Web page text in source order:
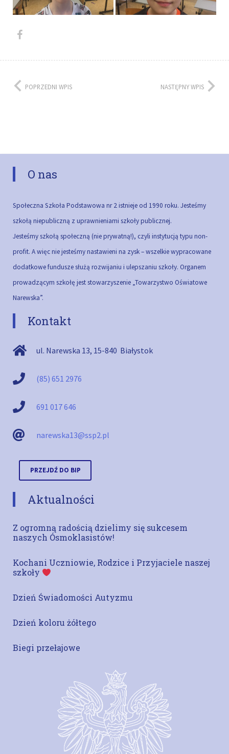
POPRZEDNI WPIS NASTĘPNY WPIS
O nas
Społeczna Szkoła Podstawowa nr 2 istnieje od 1990 roku. Jesteśmy
szkołą niepubliczną z uprawnieniami szkoły publicznej.
Jesteśmy szkołą społeczną (nie prywatną!), czyli instytucją typu non-
profit. A więc nie jesteśmy nastawieni na zysk – wszelkie wypracowane
dodatkowe fundusze służą rozwijaniu i ulepszaniu szkoły. Organem
prowadzącym szkołę jest stowarzyszenie „Towarzystwo Oświatowe
Narewska”.
Kontakt
ul. Narewska 13, 15-840 Białystok
(85) 651 2976
691 017 646
narewska13@ssp2.pl
PRZEJDŹ DO BIP
Aktualności
Z ogromną radością dzielimy się sukcesem
naszych Ósmoklasistów!
Kochani Uczniowie, Rodzice i Przyjaciele naszej
szkoły
Dzień Świadomości Autyzmu
Dzień koloru żółtego
Biegi przełajowe